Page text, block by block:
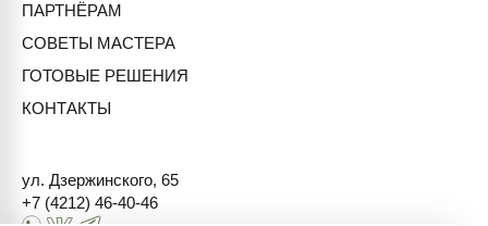
ПАРТНЁРАМ
СОВЕТЫ МАСТЕРА
ГОТОВЫЕ РЕШЕНИЯ
КОНТАКТЫ
ул. Дзержинского, 65
+7 (4212) 46-40-46